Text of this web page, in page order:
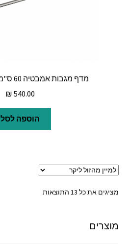
מדף מגבות אמבטיה 60 ס"מ VOLTA מוברש
₪ 540.00
הוספה לסל
מציגים את כל ⁦13⁩ התוצאות
ממוין
מוצרים